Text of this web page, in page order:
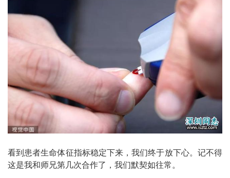
看到患者生命体征指标稳定下来，我们终于放下心。记不得
这是我和师兄第几次合作了，我们默契如往常。